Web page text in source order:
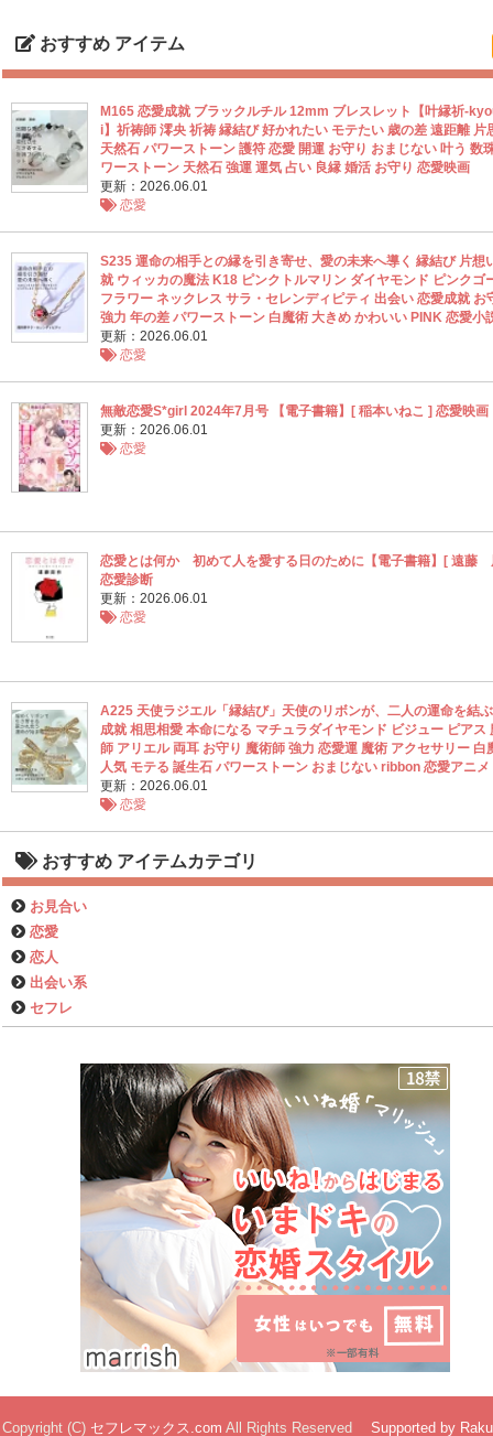
おすすめ アイテム
M165 恋愛成就 ブラックルチル 12mm ブレスレット【叶縁祈
i】祈祷師 澪央 祈祷 縁結び 好かれたい モテたい 歳の差 遠距離 片
天然石 パワーストーン 護符 恋愛 開運 お守り おまじない 叶う 数
ワーストーン 天然石 強運 運気 占い 良縁 婚活 お守り 恋愛映画
更新：2026.06.01
恋愛
S235 運命の相手との縁を引き寄せ、愛の未来へ導く 縁結び 片想
就 ウィッカの魔法 K18 ピンクトルマリン ダイヤモンド ピンクゴ
フラワー ネックレス サラ・セレンディピティ 出会い 恋愛成就 お
強力 年の差 パワーストーン 白魔術 大きめ かわいい PINK 恋愛小
更新：2026.06.01
恋愛
無敵恋愛S*girl 2024年7月号 【電子書籍】[ 稲本いねこ ] 恋愛映画
更新：2026.06.01
恋愛
恋愛とは何か 初めて人を愛する日のために【電子書籍】[ 遠藤
恋愛診断
更新：2026.06.01
恋愛
A225 天使ラジエル「縁結び」天使のリボンが、二人の運命を結
成就 相思相愛 本命になる マチュラダイヤモンド ビジュー ピアス
師 アリエル 両耳 お守り 魔術師 強力 恋愛運 魔術 アクセサリー 白
人気 モテる 誕生石 パワーストーン おまじない ribbon 恋愛アニメ
更新：2026.06.01
恋愛
おすすめ アイテムカテゴリ
お見合い
恋愛
恋人
出会い系
セフレ
Copyright (C) セフレマックス.com All Rights Reserved Supported by